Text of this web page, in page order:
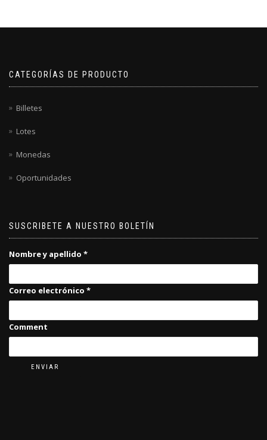
CATEGORÍAS DE PRODUCTO
Billetes
Lotes
Monedas
Oportunidades
SUSCRIBETE A NUESTRO BOLETÍN
Nombre y apellido *
Correo electrónico *
Comment
ENVIAR